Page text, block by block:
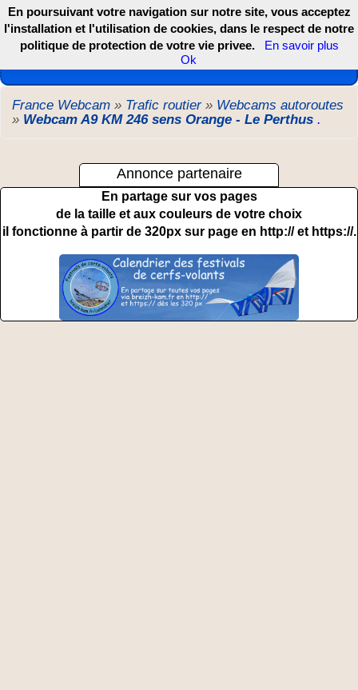
Les webcams de France, DOM TOM et COM
France Webcam » Trafic routier» Webcams autoroutes
» Webcam A9 KM 246 sens Orange - Le Perthus .
Annonce partenaire
En partage sur vos pages
de la taille et aux couleurs de votre choix
il fonctionne à partir de 320px sur page en http:// et https://.
En poursuivant votre navigation sur notre site, vous acceptez
l'installation et l'utilisation de cookies, dans le respect de notre
politique de protection de votre vie privee.
En savoir plus
Ok